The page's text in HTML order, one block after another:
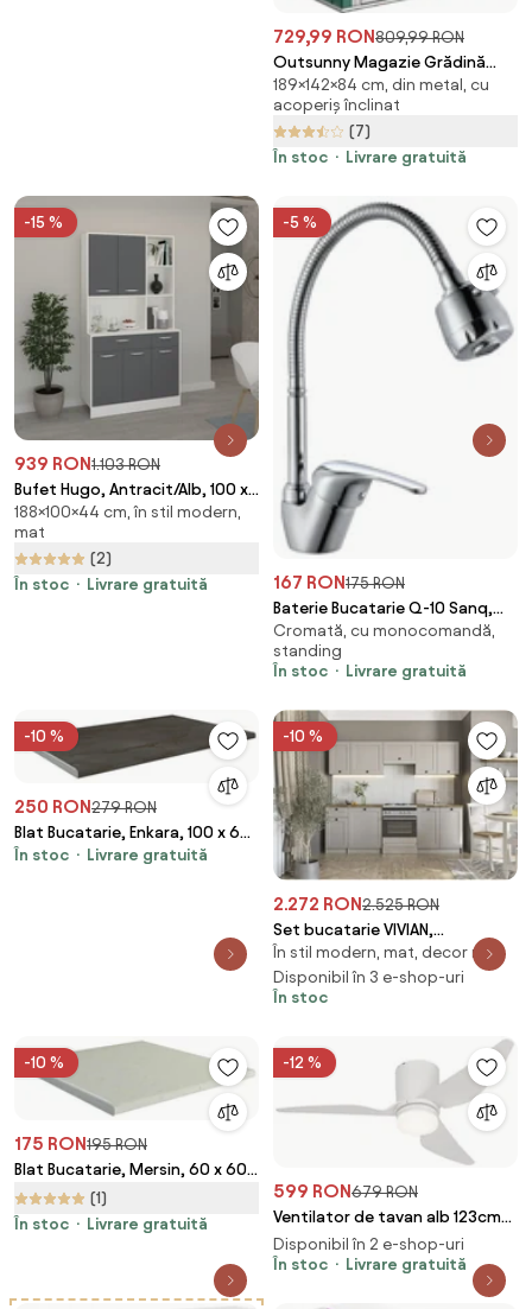
729,99 RON809,99 RON
Outsunny Magazie Grădină
Dulap pentru Scule
142x84x189cm Din Otel
Impermeabil Verde Inchis |
Aosom Romania
189×142×84 cm, din metal, cu
acoperiș înclinat
(7)
În stoc
Livrare gratuită
-15 %
939 RON1.103 RON
Bufet Hugo, Antracit/Alb, 100 x
44 x 188 cm
188×100×44 cm, în stil modern,
mat
(2)
În stoc
Livrare gratuită
-5 %
167 RON175 RON
Baterie Bucatarie Q-10 Sanq,
pipa flexibila, Argintiu, cartus
discuri ceramice D 40 mm
Cromată, cu monocomandă,
standing
În stoc
Livrare gratuită
-10 %
250 RON279 RON
Blat Bucatarie, Enkara, 100 x 60
cm
În stoc Livrare gratuită
-10 %
2.272 RON2.525 RON
Set bucatarie VIVIAN,
casmir/nuc, PAL, 240 cm
În stil modern, mat, decor nuc
Disponibil în 3 e-shop-uri
În stoc
-10 %
175 RON195 RON
Blat Bucatarie, Mersin, 60 x 60
cm
(1)
În stoc
Livrare gratuită
-12 %
599 RON679 RON
Ventilator de tavan alb 123cm
incl. LED Dimmable cu
telecomandă - Patty
Disponibil în 2 e-shop-uri
În stoc
Livrare gratuită